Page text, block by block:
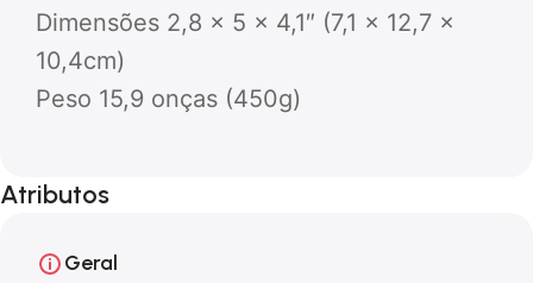
Dimensões 2,8 x 5 x 4,1″ (7,1 x 12,7 x
10,4cm)
Peso 15,9 onças (450g)
Atributos
Geral